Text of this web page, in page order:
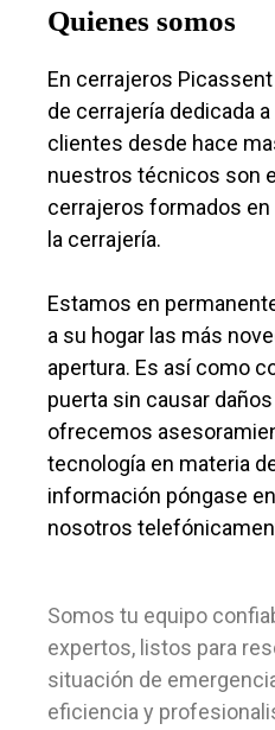
Quienes somos
En cerrajeros
de cerrajería dedicada
clientes desde hace
nuestros técnicos son
cerrajeros formados
la cerrajería.
Estamos en
a su hogar las más
apertura. Es así como
puerta sin causar
ofrecemos
tecnología en materia
información póngase
nosotros
Somos tu equipo
expertos, listos para
situación de
eficiencia y